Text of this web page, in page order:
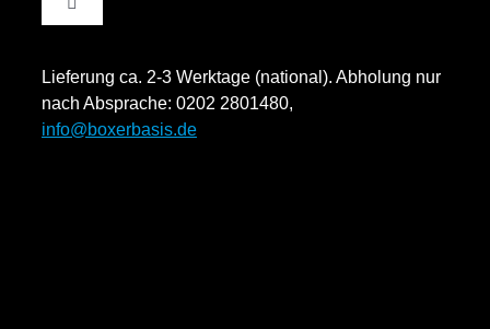
Impressum
Toggle
Navigation
Zahlungsweisen
Lieferung ca. 2-3 Werktage (national). Abholung nur
nach Absprache: 0202 2801480,
info@boxerbasis.de